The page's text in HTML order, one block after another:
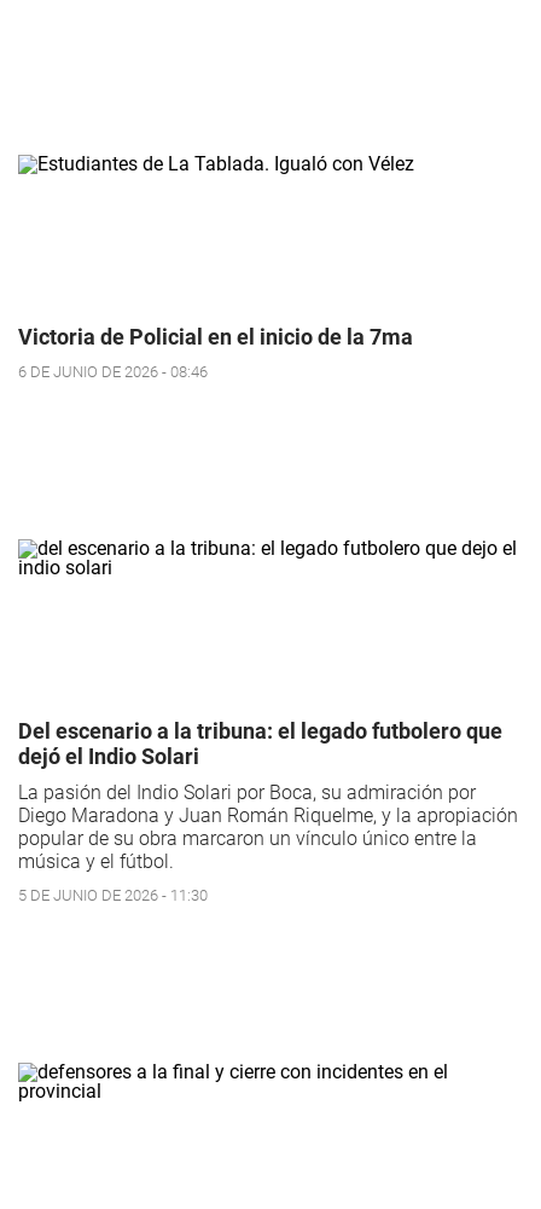
Victoria de Policial en el inicio de la 7ma
6 DE JUNIO DE 2026 - 08:46
Del escenario a la tribuna: el legado futbolero que
dejó el Indio Solari
La pasión del Indio Solari por Boca, su admiración por
Diego Maradona y Juan Román Riquelme, y la apropiación
popular de su obra marcaron un vínculo único entre la
música y el fútbol.
5 DE JUNIO DE 2026 - 11:30